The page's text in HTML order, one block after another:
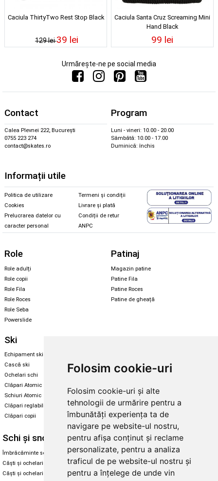
Folosim cookie-uri
Folosim cookie-uri și alte
tehnologii de urmărire pentru a
îmbunătăți experiența ta de
navigare pe website-ul nostru,
pentru afișa conținut și reclame
personalizate, pentru a analiza
traficul de pe website-ul nostru și
pentru a înțelege de unde vin
Caciula ThirtyTwo Rest Stop Black
129 lei39 lei
Caciula Santa Cruz Screaming Mini
Hand Black
99 lei
Urmărește-ne pe social media
Contact
Calea Plevnei 222, București
0755 223 274
contact@skates.ro
Program
Luni - vineri: 10.00 - 20.00
Sâmbătă: 10.00 - 17.00
Duminică: închis
Informații utile
Politica de utilizare
Cookies
Prelucrarea datelor cu
caracter personal
Termeni și condiții
Livrare și plată
Condiții de retur
ANPC
Role
Role adulți
Role copii
Role Fila
Role Roces
Role Seba
Powerslide
Patinaj
Magazin patine
Patine Fila
Patine Roces
Patine de gheață
Ski
Echipament ski
Cască ski
Ochelari schi
Clăpari Atomic
Schiuri Atomic
Clăpari reglabili
Clăpari copii
Echipament snowboard
Skate & longboard
Santa Cruz
Enuff Skateboards
Schi și snowboard
Îmbrăcăminte schi și snowboard
Căști și ochelari de iarnă
Căști și ochelari Alpina
Diverse
Cum aleg rolele
Cum aleg ochelarii
Ochelari de soare Oakley